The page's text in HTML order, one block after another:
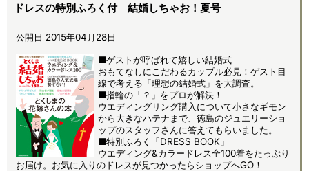
ドレスの特別ふろく付 結婚しちゃお！夏号
公開日 2015年04月28日
■ゲストが呼ばれて嬉しい結婚式
おもてなしにこだわるカップル必見！ゲスト目
線で考える「理想の結婚式」を大調査。
■指輪の「？」をプロが解決！
ウエディングリング購入について小さなギモン
から大きなハテナまで、徳島のジュエリーショ
ップのスタッフさんに答えてもらいました。
■特別ふろく「DRESS BOOK」
ウエディング&カラードレス全100着をたっぷり
お届け。お気に入りのドレスが見つかったらショップへGO！